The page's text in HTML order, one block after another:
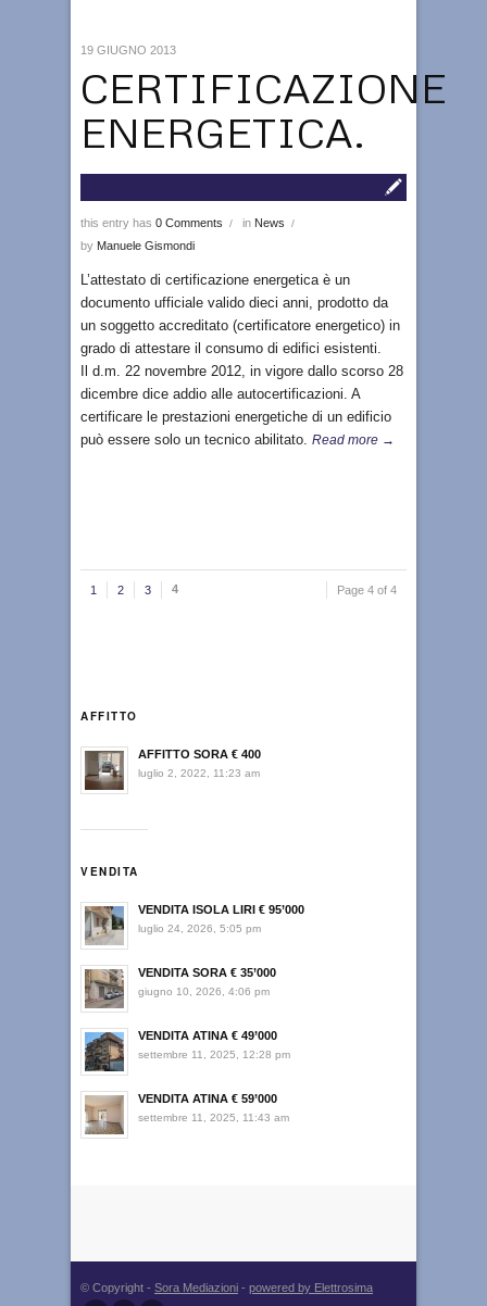
CERTIFICAZIONE
ENERGETICA.
this entry has 0 Comments / in News /
by Manuele Gismondi
19 GIUGNO 2013
L’attestato di certificazione energetica è un
documento ufficiale valido dieci anni, prodotto da
un soggetto accreditato (certificatore energetico) in
grado di attestare il consumo di edifici esistenti.
Il d.m. 22 novembre 2012, in vigore dallo scorso 28
dicembre dice addio alle autocertificazioni. A
certificare le prestazioni energetiche di un edificio
può essere solo un tecnico abilitato. Read more →
Page 4 of 4
1 2 3 4
AFFITTO
AFFITTO SORA € 400
luglio 2, 2022, 11:23 am
VENDITA
VENDITA ISOLA LIRI € 95’000
luglio 24, 2026, 5:05 pm
VENDITA SORA € 35’000
giugno 10, 2026, 4:06 pm
VENDITA ATINA € 49’000
settembre 11, 2025, 12:28 pm
VENDITA ATINA € 59’000
settembre 11, 2025, 11:43 am
© Copyright - Sora Mediazioni - powered by Elettrosima